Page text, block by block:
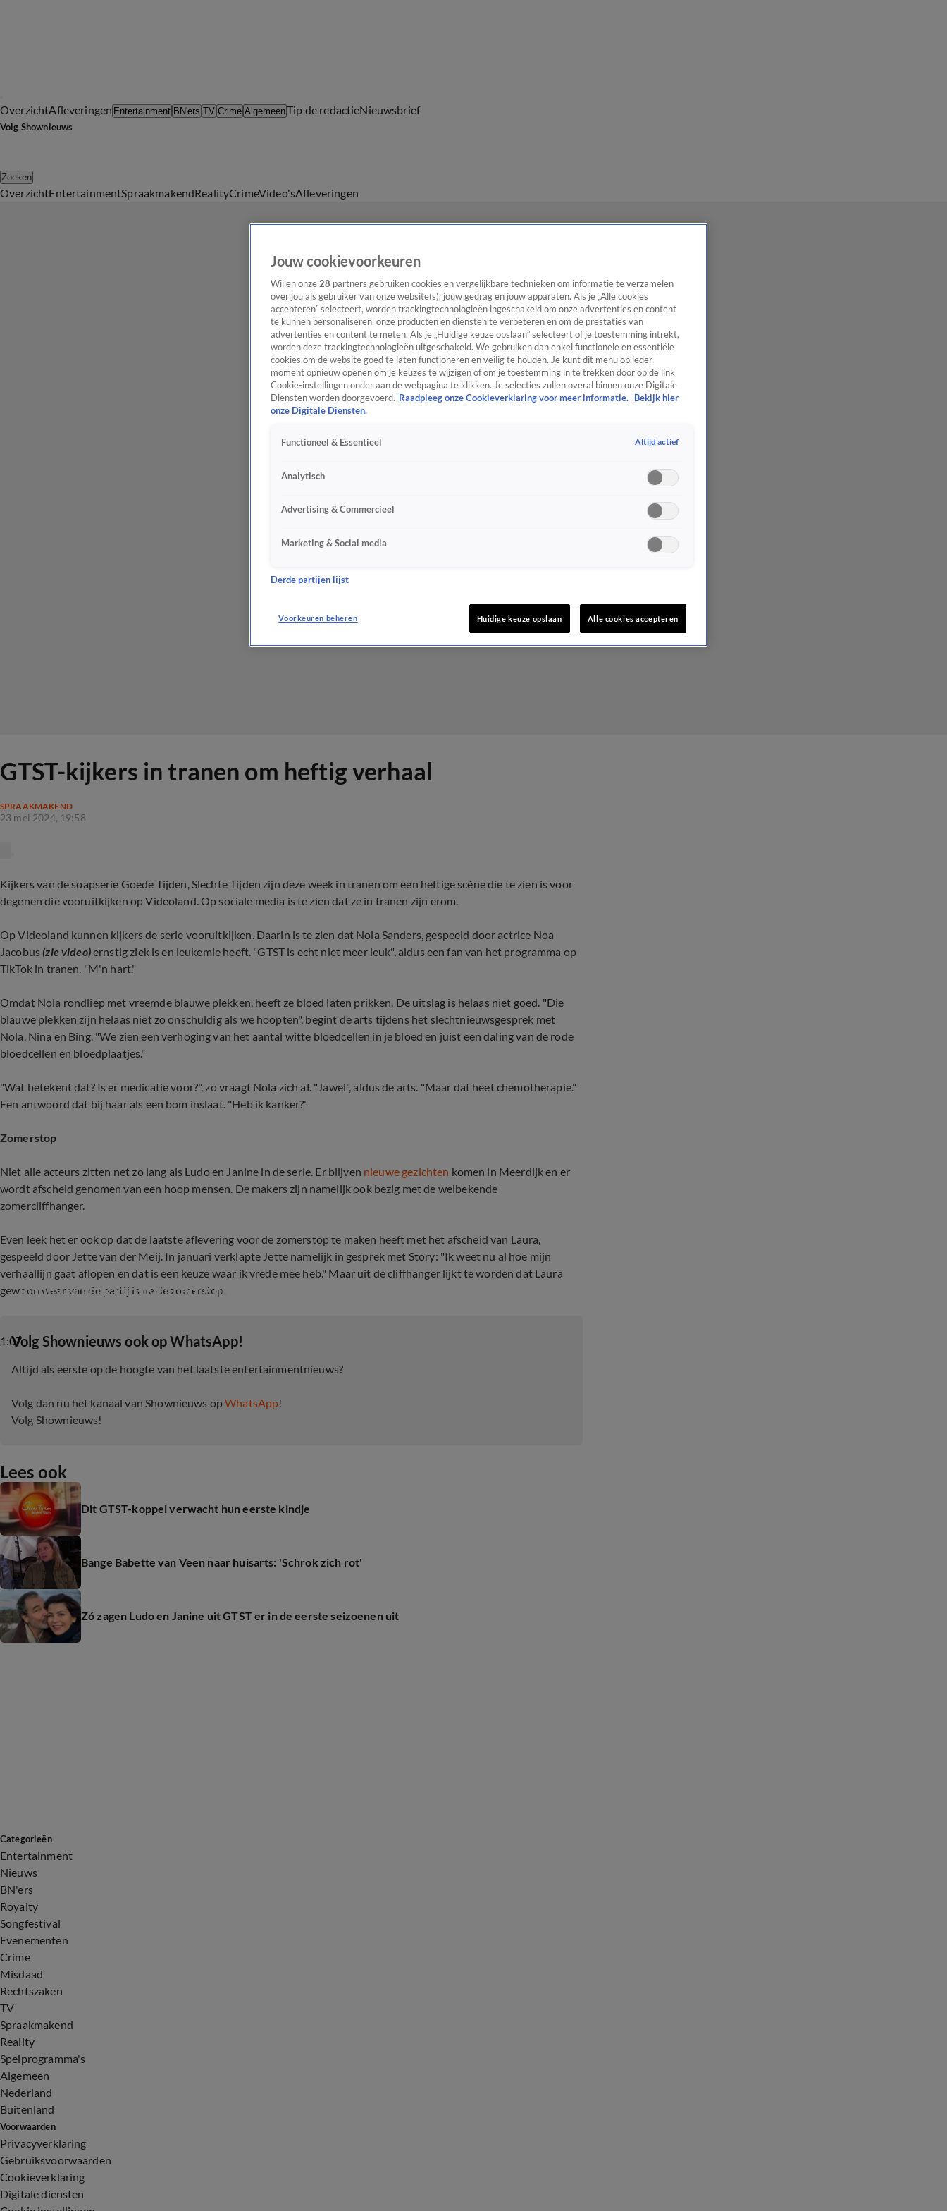
OverzichtAfleveringen Entertainment BN'ers TV Crime AlgemeenTip de redactieNieuwsbrief
Volg Shownieuws
Zoeken
OverzichtEntertainmentSpraakmakendRealityCrimeVideo'sAfleveringen
GTST-kijkers in tranen om heftig verhaal
SPRAAKMAKEND
23 mei 2024, 19:58
Kijkers van de soapserie Goede Tijden, Slechte Tijden zijn deze week in tranen om een heftige scène die te zien is voor
degenen die vooruitkijken op Videoland. Op sociale media is te zien dat ze in tranen zijn erom.
Op Videoland kunnen kijkers de serie vooruitkijken. Daarin is te zien dat Nola Sanders, gespeeld door actrice Noa
Jacobus(zie video)ernstig ziek is en leukemie heeft. "GTST is echt niet meer leuk", aldus een fan van het programma op
TikTok in tranen. "M'n hart."
Omdat Nola rondliep met vreemde blauwe plekken, heeft ze bloed laten prikken. De uitslag is helaas niet goed. "Die
blauwe plekken zijn helaas niet zo onschuldig als we hoopten", begint de arts tijdens het slechtnieuwsgesprek met
Nola, Nina en Bing. "We zien een verhoging van het aantal witte bloedcellen in je bloed en juist een daling van de rode
bloedcellen en bloedplaatjes."
"Wat betekent dat? Is er medicatie voor?", zo vraagt Nola zich af. "Jawel", aldus de arts. "Maar dat heet chemotherapie."
Een antwoord dat bij haar als een bom inslaat. "Heb ik kanker?"
Zomerstop
Niet alle acteurs zitten net zo lang als Ludo en Janine in de serie. Er blijven nieuwe gezichten komen in Meerdijk en er
wordt afscheid genomen van een hoop mensen. De makers zijn namelijk ook bezig met de welbekende
zomercliffhanger.
Even leek het er ook op dat de laatste aflevering voor de zomerstop te maken heeft met het afscheid van Laura,
gespeeld door Jette van der Meij. In januari verklapte Jette namelijk in gesprek met Story: "Ik weet nu al hoe mijn
verhaallijn gaat aflopen en dat is een keuze waar ik vrede mee heb." Maar uit de cliffhanger lijkt te worden dat Laura
gewoon weer van de partij is na de zomerstop.
1:07
Johnny Kraaijkamp over heftig nieuws 'Laura'
‎Volg Shownieuws ook op WhatsApp!
Altijd als eerste op de hoogte van het laatste entertainmentnieuws?
Volg dan nu het kanaal van Shownieuws opWhatsApp!
Volg Shownieuws!
Lees ook
Dit GTST-koppel verwacht hun eerste kindje
Bange Babette van Veen naar huisarts: 'Schrok zich rot'
Zó zagen Ludo en Janine uit GTST er in de eerste seizoenen uit
Categorieën
Entertainment
Nieuws
BN'ers
Royalty
Songfestival
Evenementen
Crime
Misdaad
Rechtszaken
TV
Spraakmakend
Reality
Spelprogramma's
Algemeen
Nederland
Buitenland
Voorwaarden
Privacyverklaring
Gebruiksvoorwaarden
Cookieverklaring
Digitale diensten
Jouw cookievoorkeuren
Wij en onze 28 partners gebruiken cookies en vergelijkbare technieken om informatie te verzamelen
over jou als gebruiker van onze website(s), jouw gedrag en jouw apparaten. Als je „Alle cookies
accepteren” selecteert, worden trackingtechnologieën ingeschakeld om onze advertenties en content
te kunnen personaliseren, onze producten en diensten te verbeteren en om de prestaties van
advertenties en content te meten. Als je „Huidige keuze opslaan” selecteert of je toestemming intrekt,
worden deze trackingtechnologieën uitgeschakeld. We gebruiken dan enkel functionele en essentiële
cookies om de website goed te laten functioneren en veilig te houden. Je kunt dit menu op ieder
moment opnieuw openen om je keuzes te wijzigen of om je toestemming in te trekken door op de link
Cookie-instellingen onder aan de webpagina te klikken. Je selecties zullen overal binnen onze Digitale
Diensten worden doorgevoerd. Raadpleeg onze Cookieverklaring voor meer informatie.
Bekijk hier
onze Digitale Diensten.
Functioneel & Essentieel Altijd actief
Analytisch
Advertising & Commercieel
Marketing & Social media
Derde partijen lijst
Voorkeuren beheren Huidige keuze opslaan Alle cookies accepteren